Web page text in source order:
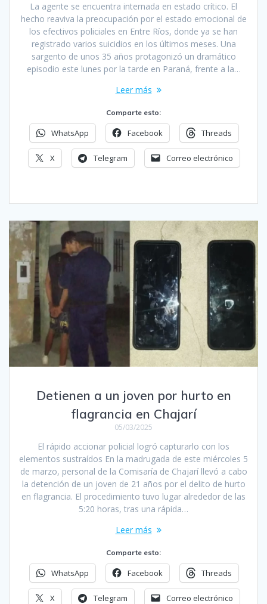
La agente se encuentra internada en estado crítico. El
hecho reaviva la preocupación por el estado emocional de
los efectivos policiales en Entre Ríos, donde ya se han
registrado varios suicidios en los últimos meses. Una
sargento de unos 35 años protagonizó un dramático
episodio este lunes por la tarde en Paraná, frente a la…
Leer más
Comparte esto:
WhatsApp Facebook Threads
X Telegram Correo electrónico
Detienen a un joven por hurto en
flagrancia en Chajarí
05/03/2025
El rápido accionar policial logró capturarlo con los
elementos sustraídos En la madrugada de este miércoles 5
de marzo, personal de la Comisaría de Chajarí llevó a cabo
la detención de un joven de 21 años por el delito de hurto
en flagrancia. El procedimiento tuvo lugar alrededor de las
5:20 horas, tras una rápida…
Leer más
Comparte esto:
WhatsApp Facebook Threads
X Telegram Correo electrónico